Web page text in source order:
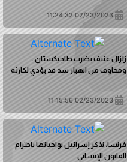
02/23/2023 11:24:32
زلزال عنيف يضرب طاجيكستان..
ومخاوف من انهيار سد قد يؤدي لكارثة
02/23/2023 11:15:56
فرنسا: نذكر إسرائيل بواجباتها باحترام
القانون الإنساني